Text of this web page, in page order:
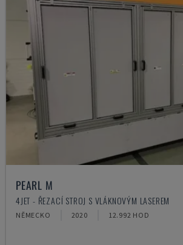
PEARL M
4JET - ŘEZACÍ STROJ S VLÁKNOVÝM LASEREM
NĚMECKO 2020 12.992 HOD